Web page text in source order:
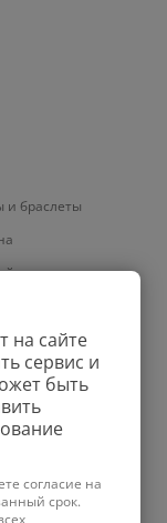
и браслеты
на сайте
сервис и
быть
согласие на
срок.